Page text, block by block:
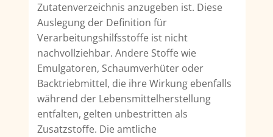
Zutatenverzeichnis anzugeben ist. Diese
Auslegung der Definition für
Verarbeitungshilfsstoffe ist nicht
nachvollziehbar. Andere Stoffe wie
Emulgatoren, Schaumverhüter oder
Backtriebmittel, die ihre Wirkung ebenfalls
während der Lebensmittelherstellung
entfalten, gelten unbestritten als
Zusatzstoffe. Die amtliche